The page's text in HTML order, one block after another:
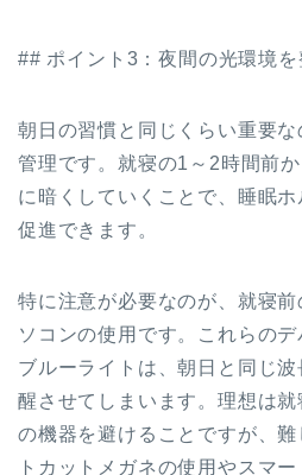
## ポイント3：夜間の光環境を
朝日の習慣と同じくらい重要
管理です。就寝の1～2時間前
に暗くしていくことで、睡眠
促進できます。
特に注意が必要なのが、就寝
ソコンの使用です。これらの
ブルーライトは、朝日と同じ
醒させてしまいます。理想は
の機器を避けることですが、
トカットメガネの使用やスマ